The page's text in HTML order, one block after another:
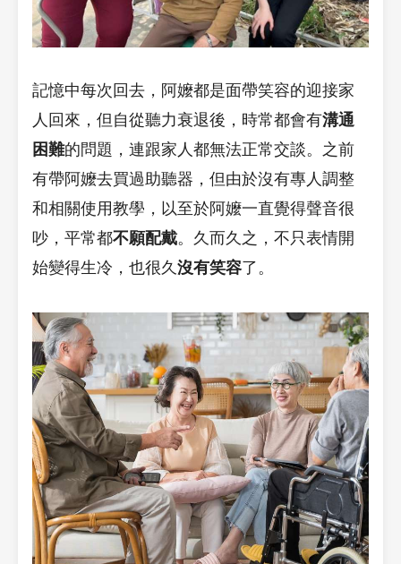
記憶中每次回去，阿嬤都是面帶笑容的迎接家
人回來，但自從聽力衰退後，時常都會有溝通
困難的問題，連跟家人都無法正常交談。之前
有帶阿嬤去買過助聽器，但由於沒有專人調整
和相關使用教學，以至於阿嬤一直覺得聲音很
吵，平常都不願配戴。久而久之，不只表情開
始變得生冷，也很久沒有笑容了。